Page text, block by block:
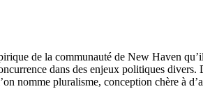
de la communauté de New Haven
dans des enjeux politiques divers.
nomme pluralisme, conception chère à